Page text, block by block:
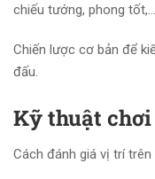
chiếu tướng, phong tốt,…
Chiến lược cơ bản để
đấu.
Kỹ thuật chơi
Cách đánh giá vị trí